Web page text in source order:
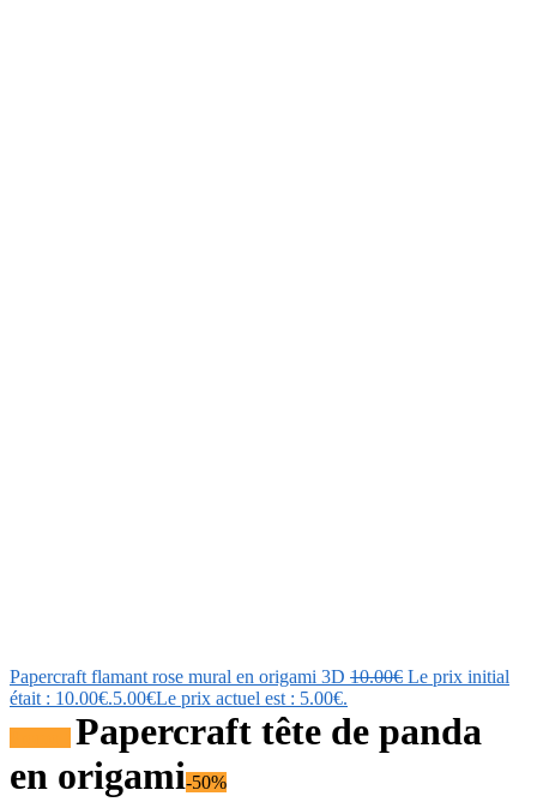
Papercraft flamant rose mural en origami 3D 10.00€ Le prix initial
était : 10.00€.5.00€Le prix actuel est : 5.00€.
Papercraft tête de panda
en origami-50%